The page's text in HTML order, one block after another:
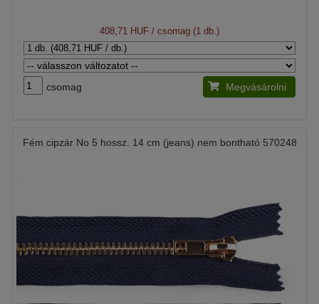
408,71 HUF / csomag (1 db.)
csomag Megvásárolni
Fém cipzár No 5 hossz. 14 cm (jeans) nem bontható 570248